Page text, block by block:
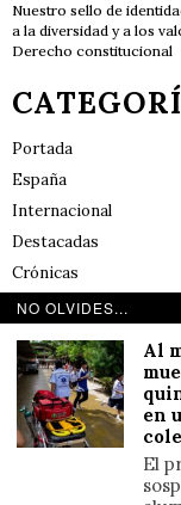
Nuestro sello de
a la diversidad y a los
Derecho constitucional
Portada
España
Internacional
Destacadas
Crónicas
Noticias de deportes
Reflexiones
LINKS
NO OLVIDES...
Al
en
El